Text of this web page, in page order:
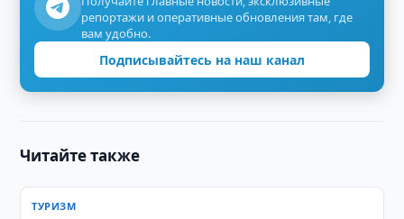
репортажи и оперативные обновления там, где
вам удобно.
Подписывайтесь на наш канал
Читайте также
ТУРИЗМ